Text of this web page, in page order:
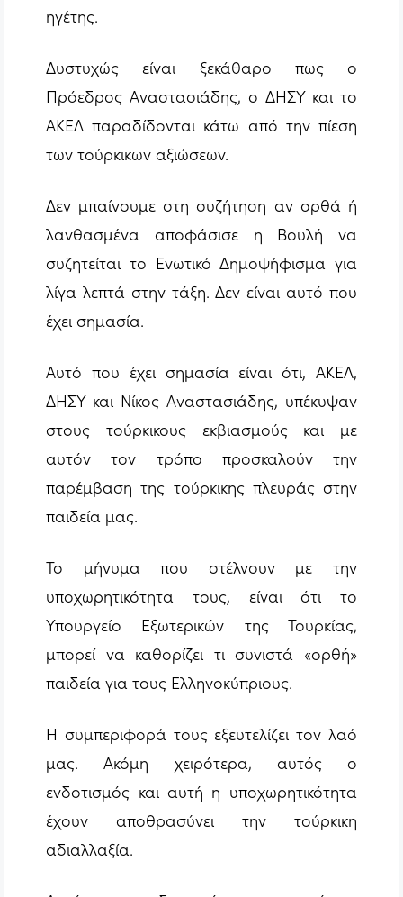
ηγέτης.
Δυστυχώς είναι ξεκάθαρο πως ο
Πρόεδρος Αναστασιάδης, ο ΔΗΣΥ και το
ΑΚΕΛ παραδίδονται κάτω από την πίεση
των τούρκικων αξιώσεων.
Δεν μπαίνουμε στη συζήτηση αν ορθά ή
λανθασμένα αποφάσισε η Βουλή να
συζητείται το Ενωτικό Δημοψήφισμα για
λίγα λεπτά στην τάξη. Δεν είναι αυτό που
έχει σημασία.
Αυτό που έχει σημασία είναι ότι, ΑΚΕΛ,
ΔΗΣΥ και Νίκος Αναστασιάδης, υπέκυψαν
στους τούρκικους εκβιασμούς και με
αυτόν τον τρόπο προσκαλούν την
παρέμβαση της τούρκικης πλευράς στην
παιδεία μας.
Το μήνυμα που στέλνουν με την
υποχωρητικότητα τους, είναι ότι το
Υπουργείο Εξωτερικών της Τουρκίας,
μπορεί να καθορίζει τι συνιστά «ορθή»
παιδεία για τους Ελληνοκύπριους.
Η συμπεριφορά τους εξευτελίζει τον λαό
μας. Ακόμη χειρότερα, αυτός ο
ενδοτισμός και αυτή η υποχωρητικότητα
έχουν αποθρασύνει την τούρκικη
αδιαλλαξία.